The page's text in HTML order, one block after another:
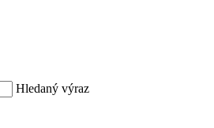
Hledaný výraz